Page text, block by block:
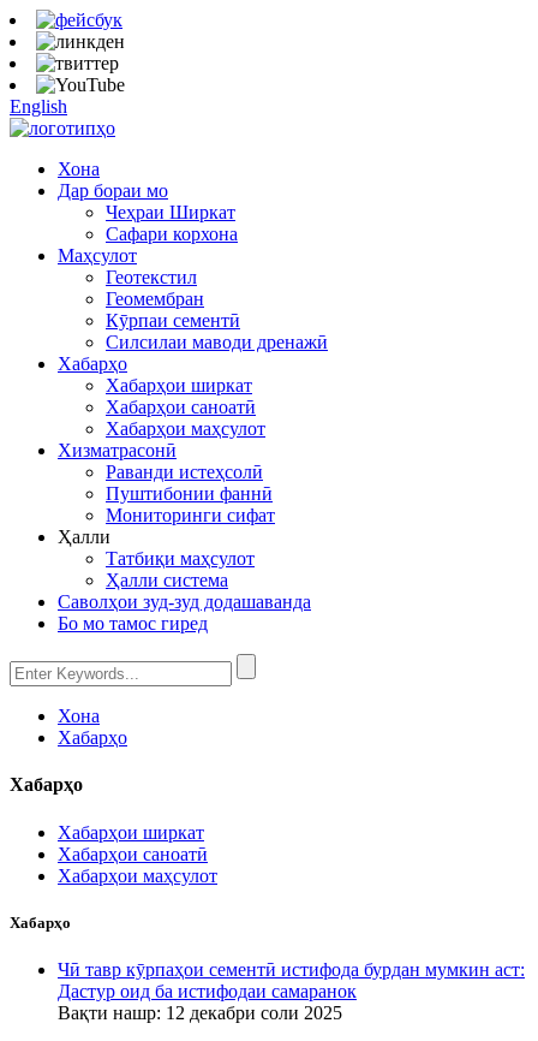
English
Хона
Дар бораи мо
Чеҳраи Ширкат
Сафари корхона
Маҳсулот
Геотекстил
Геомембран
Кӯрпаи сементӣ
Силсилаи маводи дренажӣ
Хабарҳо
Хабарҳои ширкат
Хабарҳои саноатӣ
Хабарҳои маҳсулот
Хизматрасонӣ
Раванди истеҳсолӣ
Пуштибонии фаннӣ
Мониторинги сифат
Ҳалли
Татбиқи маҳсулот
Ҳалли система
Саволҳои зуд-зуд додашаванда
Бо мо тамос гиред
Хона
Хабарҳо
Хабарҳо
Хабарҳои ширкат
Хабарҳои саноатӣ
Хабарҳои маҳсулот
Хабарҳо
Чӣ тавр кӯрпаҳои сементӣ истифода бурдан мумкин аст:
Дастур оид ба истифодаи самаранок
Вақти нашр: 12 декабри соли 2025